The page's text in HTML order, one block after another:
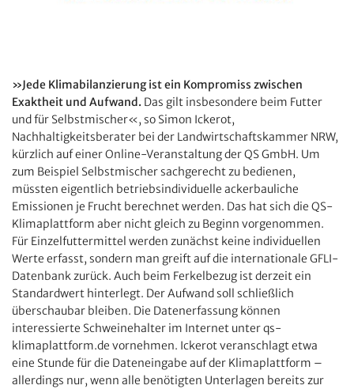
»Jede Klimabilanzierung ist ein Kompromiss zwischen
Exaktheit und Aufwand. Das gilt insbesondere beim Futter
und für Selbstmischer«, so Simon Ickerot,
Nachhaltigkeitsberater bei der Landwirtschaftskammer NRW,
kürzlich auf einer Online-Veranstaltung der QS GmbH. Um
zum Beispiel Selbstmischer sachgerecht zu bedienen,
müssten eigentlich betriebsindividuelle ackerbauliche
Emissionen je Frucht berechnet werden. Das hat sich die QS-
Klimaplattform aber nicht gleich zu Beginn vorgenommen.
Für Einzelfuttermittel werden zunächst keine individuellen
Werte erfasst, sondern man greift auf die internationale GFLI-
Datenbank zurück. Auch beim Ferkelbezug ist derzeit ein
Standardwert hinterlegt. Der Aufwand soll schließlich
überschaubar bleiben. Die Datenerfassung können
interessierte Schweinehalter im Internet unter qs-
klimaplattform.de vornehmen. Ickerot veranschlagt etwa
eine Stunde für die Dateneingabe auf der Klimaplattform –
allerdings nur, wenn alle benötigten Unterlagen bereits zur